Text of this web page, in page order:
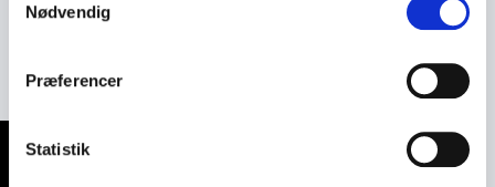
Nødvendig
Præferencer
Statistik
Så book Rikke Nielsen til et foredrag, der styrker